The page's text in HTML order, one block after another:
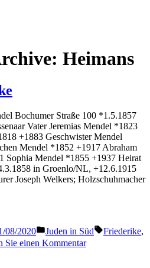
Heimans
Bochumer Straße 100 *1.5.1857
Vater Jeremias Mendel *1823
+1883 Geschwister Mendel
Mendel *1852 +1917 Abraham
Sophia Mendel *1855 +1937 Heirat
in Groenlo/NL, +12.6.1915
Joseph Welkers; Holzschuhmacher
08/2020
Veröffentlicht
in
Juden in Süd Friederike,
Sie einen Kommentarzu